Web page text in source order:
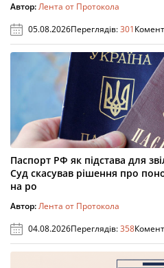
Автор:Лента от Протокола
05.08.2026Переглядів:301
Паспорт РФ як підстава для
Суд скасував рішення про
на ро
Автор:Лента от Протокола
04.08.2026Переглядів:358